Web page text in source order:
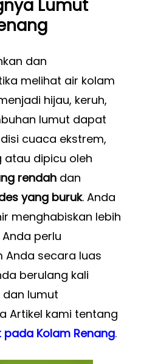
Lumut
dan
melihat air kolam
hijau, keruh,
lumut dapat
cuaca ekstrem,
atau dipicu oleh
rendahdan
yang buruk. Anda
menghabiskan lebih
perlu
Anda secara luas
berulang kali
lumut
Artikel kami tentang
pada Kolam Renang.